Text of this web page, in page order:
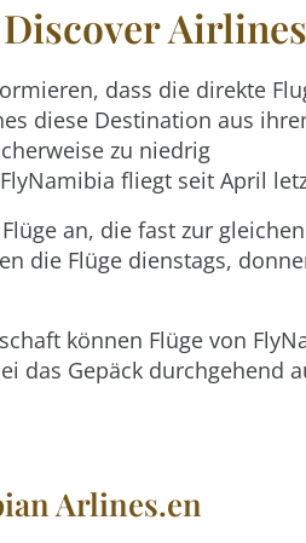
dass die direkte
diese Destination aus
zu niedrig
fliegt seit April
an, die fast zur
die Flüge dienstags,
können Flüge von
das Gepäck durchgehend
Arlines.en